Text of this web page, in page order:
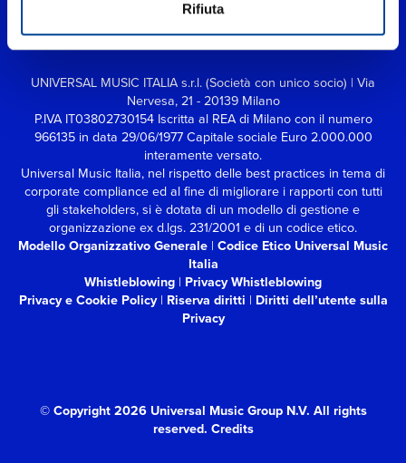
Rifiuta
UNIVERSAL MUSIC ITALIA s.r.l. (Società con unico socio) | Via
Nervesa, 21 - 20139 Milano
P.IVA IT03802730154 Iscritta al REA di Milano con il numero
966135 in data 29/06/1977Capitale sociale Euro 2.000.000
interamente versato.
Universal Music Italia, nel rispetto delle best practices in tema di
corporate compliance ed al fine di migliorare i rapporti con tutti
gli stakeholders,si è dotata di un modello di gestione e
organizzazione ex d.lgs. 231/2001 e di un codice etico.
Modello Organizzativo Generale | Codice Etico Universal Music
Italia
Whistleblowing | Privacy Whistleblowing
Privacy e Cookie Policy| Riserva diritti | Diritti dell’utente sulla
Privacy
© Copyright 2026 Universal Music Group N.V. All rights
reserved. Credits